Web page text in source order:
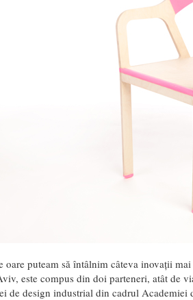
oare puteam să întâlnim câteva inovații
este compus din doi parteneri, atât de
de design industrial din cadrul Academiei